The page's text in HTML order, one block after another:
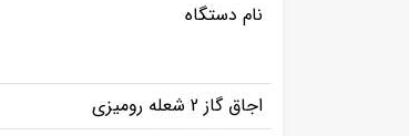
نام دستگاه
اجاق گاز 2 شعله رومیزی